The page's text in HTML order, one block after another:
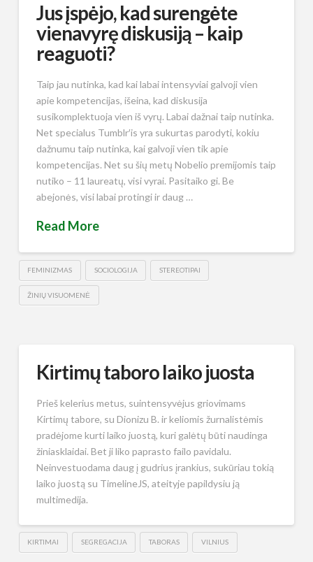
Jus įspėjo, kad surengėte
vienavyrę diskusiją – kaip
reaguoti?
Taip jau nutinka, kad kai labai intensyviai galvoji vien
apie kompetencijas, išeina, kad diskusija
susikomplektuoja vien iš vyrų. Labai dažnai taip nutinka.
Net specialus Tumblr′is yra sukurtas parodyti, kokiu
dažnumu taip nutinka, kai galvoji vien tik apie
kompetencijas. Net su šių metų Nobelio premijomis taip
nutiko – 11 laureatų, visi vyrai. Pasitaiko gi. Be
abejonės, visi labai protingi ir daug …
Read More
FEMINIZMAS SOCIOLOGIJA STEREOTIPAI
ŽINIŲ VISUOMENĖ
Kirtimų taboro laiko juosta
Prieš kelerius metus, suintensyvėjus griovimams
Kirtimų tabore, su Dionizu B. ir keliomis žurnalistėmis
pradėjome kurti laiko juostą, kuri galėtų būti naudinga
žiniasklaidai. Bet ji liko paprasto failo pavidalu.
Neinvestuodama daug į gudrius įrankius, sukūriau tokią
laiko juostą su TimelineJS, ateityje papildysiu ją
multimedija.
KIRTIMAI SEGREGACIJA TABORAS VILNIUS